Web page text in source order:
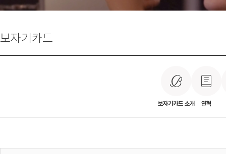
보자기카드
보자기카드 소개 연혁